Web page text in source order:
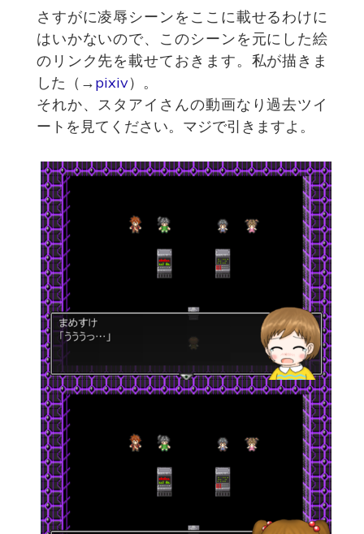
さすがに凌辱シーンをここに載せるわけに
はいかないので、このシーンを元にした絵
のリンク先を載せておきます。私が描きま
した（→pixiv）。
それか、スタアイさんの動画なり過去ツイ
ートを見てください。マジで引きますよ。